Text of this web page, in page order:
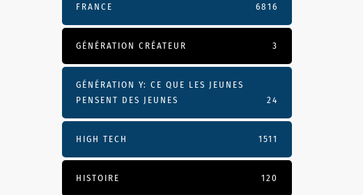
FRANCE 6816
GÉNÉRATION CRÉATEUR 3
GÉNÉRATION Y: CE QUE LES JEUNES
PENSENT DES JEUNES
24
HIGH TECH 1511
HISTOIRE 120